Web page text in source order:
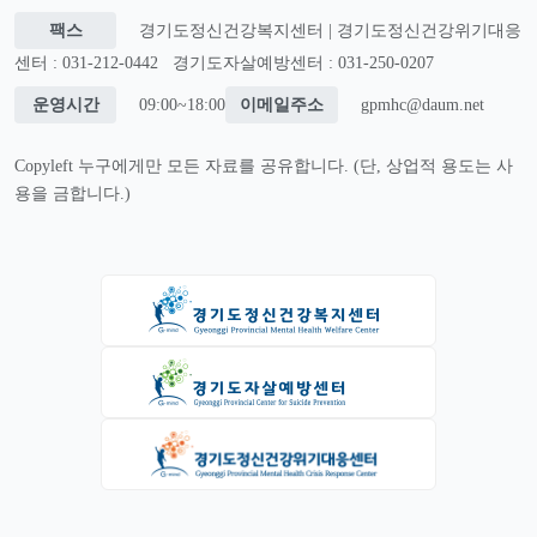
팩스
경기도정신건강복지센터 | 경기도정신건강위기대응
센터 : 031-212-0442
경기도자살예방센터 : 031-250-0207
운영시간 09:00~18:00 이메일주소 gpmhc@daum.net
Copyleft 누구에게만 모든 자료를 공유합니다. (단, 상업적 용도는 사
용을 금합니다.)